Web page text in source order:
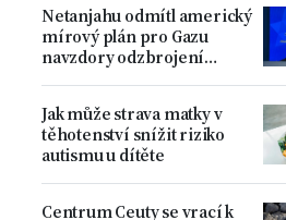
Netanjahu odmítl americký
mírový plán pro Gazu
navzdory odzbrojení
Jak může strava matky v
těhotenství snížit riziko
autismu u dítěte
Centrum Ceuty se vrací k